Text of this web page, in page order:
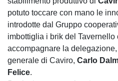
potuto toccare con mano le
introdotte dal Gruppo
imbottiglia i brik del Tavernello
accompagnare la
generale di Caviro, Carlo
Felice.